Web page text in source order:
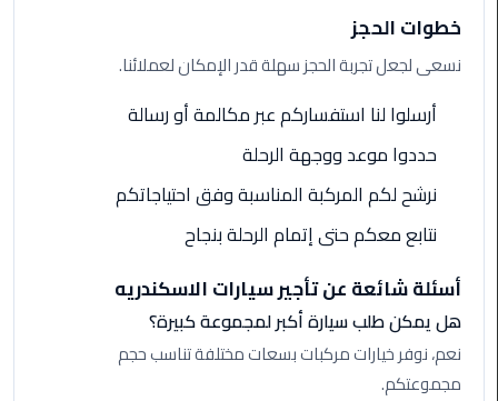
ليموزين
مطروح
المطار
ليموزين
البحر
الأحمر
من
مطار
القاهرة
خطوات الحجز
نسعى لجعل تجربة الحجز سهلة قدر الإمكان لعملائنا.
أرسلوا لنا استفساركم عبر مكالمة أو رسالة
حددوا موعد ووجهة الرحلة
نرشح لكم المركبة المناسبة وفق احتياجاتكم
نتابع معكم حتى إتمام الرحلة بنجاح
أسئلة شائعة عن تأجير سيارات الاسكندريه
هل يمكن طلب سيارة أكبر لمجموعة كبيرة؟
نعم، نوفر خيارات مركبات بسعات مختلفة تناسب حجم
مجموعتكم.